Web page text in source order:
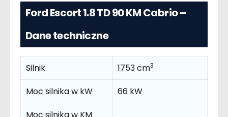
Ford Escort 1.8 TD 90 KM Cabrio –
Dane techniczne
Silnik 1753 cm3
Moc silnika w kW
66 kW
Moc silnika w KM